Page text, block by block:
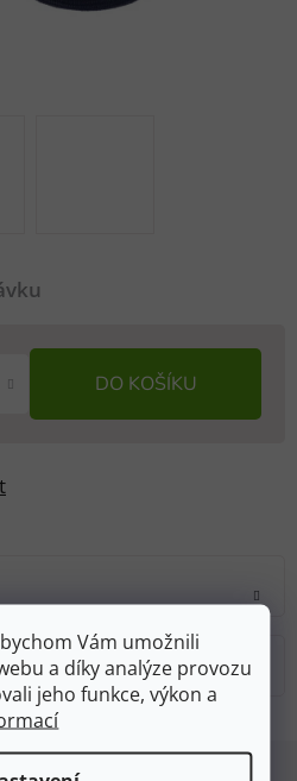
Vám umožnili
a díky analýze provozu
jeho funkce, výkon a
DO KOŠÍKU